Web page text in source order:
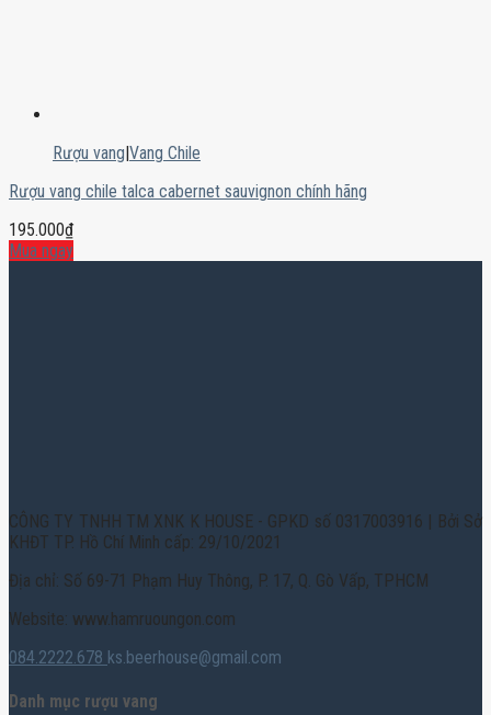
Rượu vang|Vang Chile
Rượu vang chile talca cabernet sauvignon chính hãng
195.000₫
Mua ngay
CÔNG TY TNHH TM XNK K HOUSE - GPKD số 0317003916 | Bởi Sở
KHĐT TP. Hồ Chí Minh cấp: 29/10/2021
Địa chỉ: Số 69-71 Phạm Huy Thông, P. 17, Q. Gò Vấp, TPHCM
Website: www.hamruoungon.com
084.2222.678 ks.beerhouse@gmail.com
Danh mục rượu vang